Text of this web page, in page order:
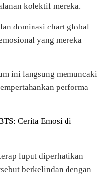
kolektif mereka.
dominasi chart global
yang mereka
ini langsung memuncaki
performa
Cerita Emosi di
luput diperhatikan
berkelindan dengan